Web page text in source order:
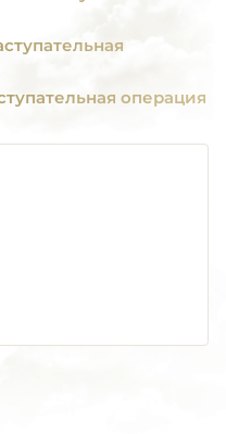
операция